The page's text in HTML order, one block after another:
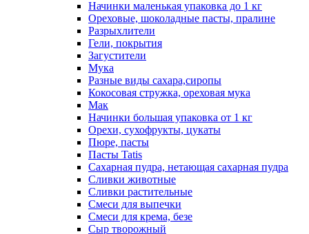
Начинки маленькая упаковка до 1 кг
Ореховые, шоколадные пасты, пралине
Разрыхлители
Гели, покрытия
Загустители
Мука
Разные виды сахара,сиропы
Кокосовая стружка, ореховая мука
Мак
Начинки большая упаковка от 1 кг
Орехи, сухофрукты, цукаты
Пюре, пасты
Пасты Tatis
Сахарная пудра, нетающая сахарная пудра
Сливки животные
Сливки растительные
Смеси для выпечки
Смеси для крема, безе
Сыр творожный